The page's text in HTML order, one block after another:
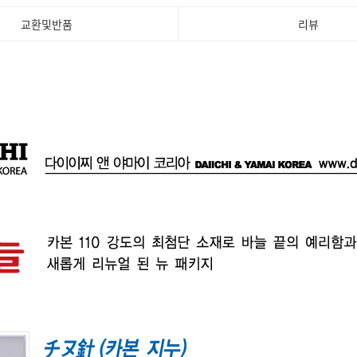
교환및반품 리뷰